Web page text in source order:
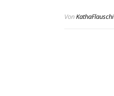
VonKathaFlauschi